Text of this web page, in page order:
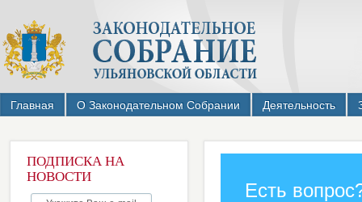
Главная О Законодательном Собрании Деятельность
ПОДПИСКА НА
НОВОСТИ
Есть